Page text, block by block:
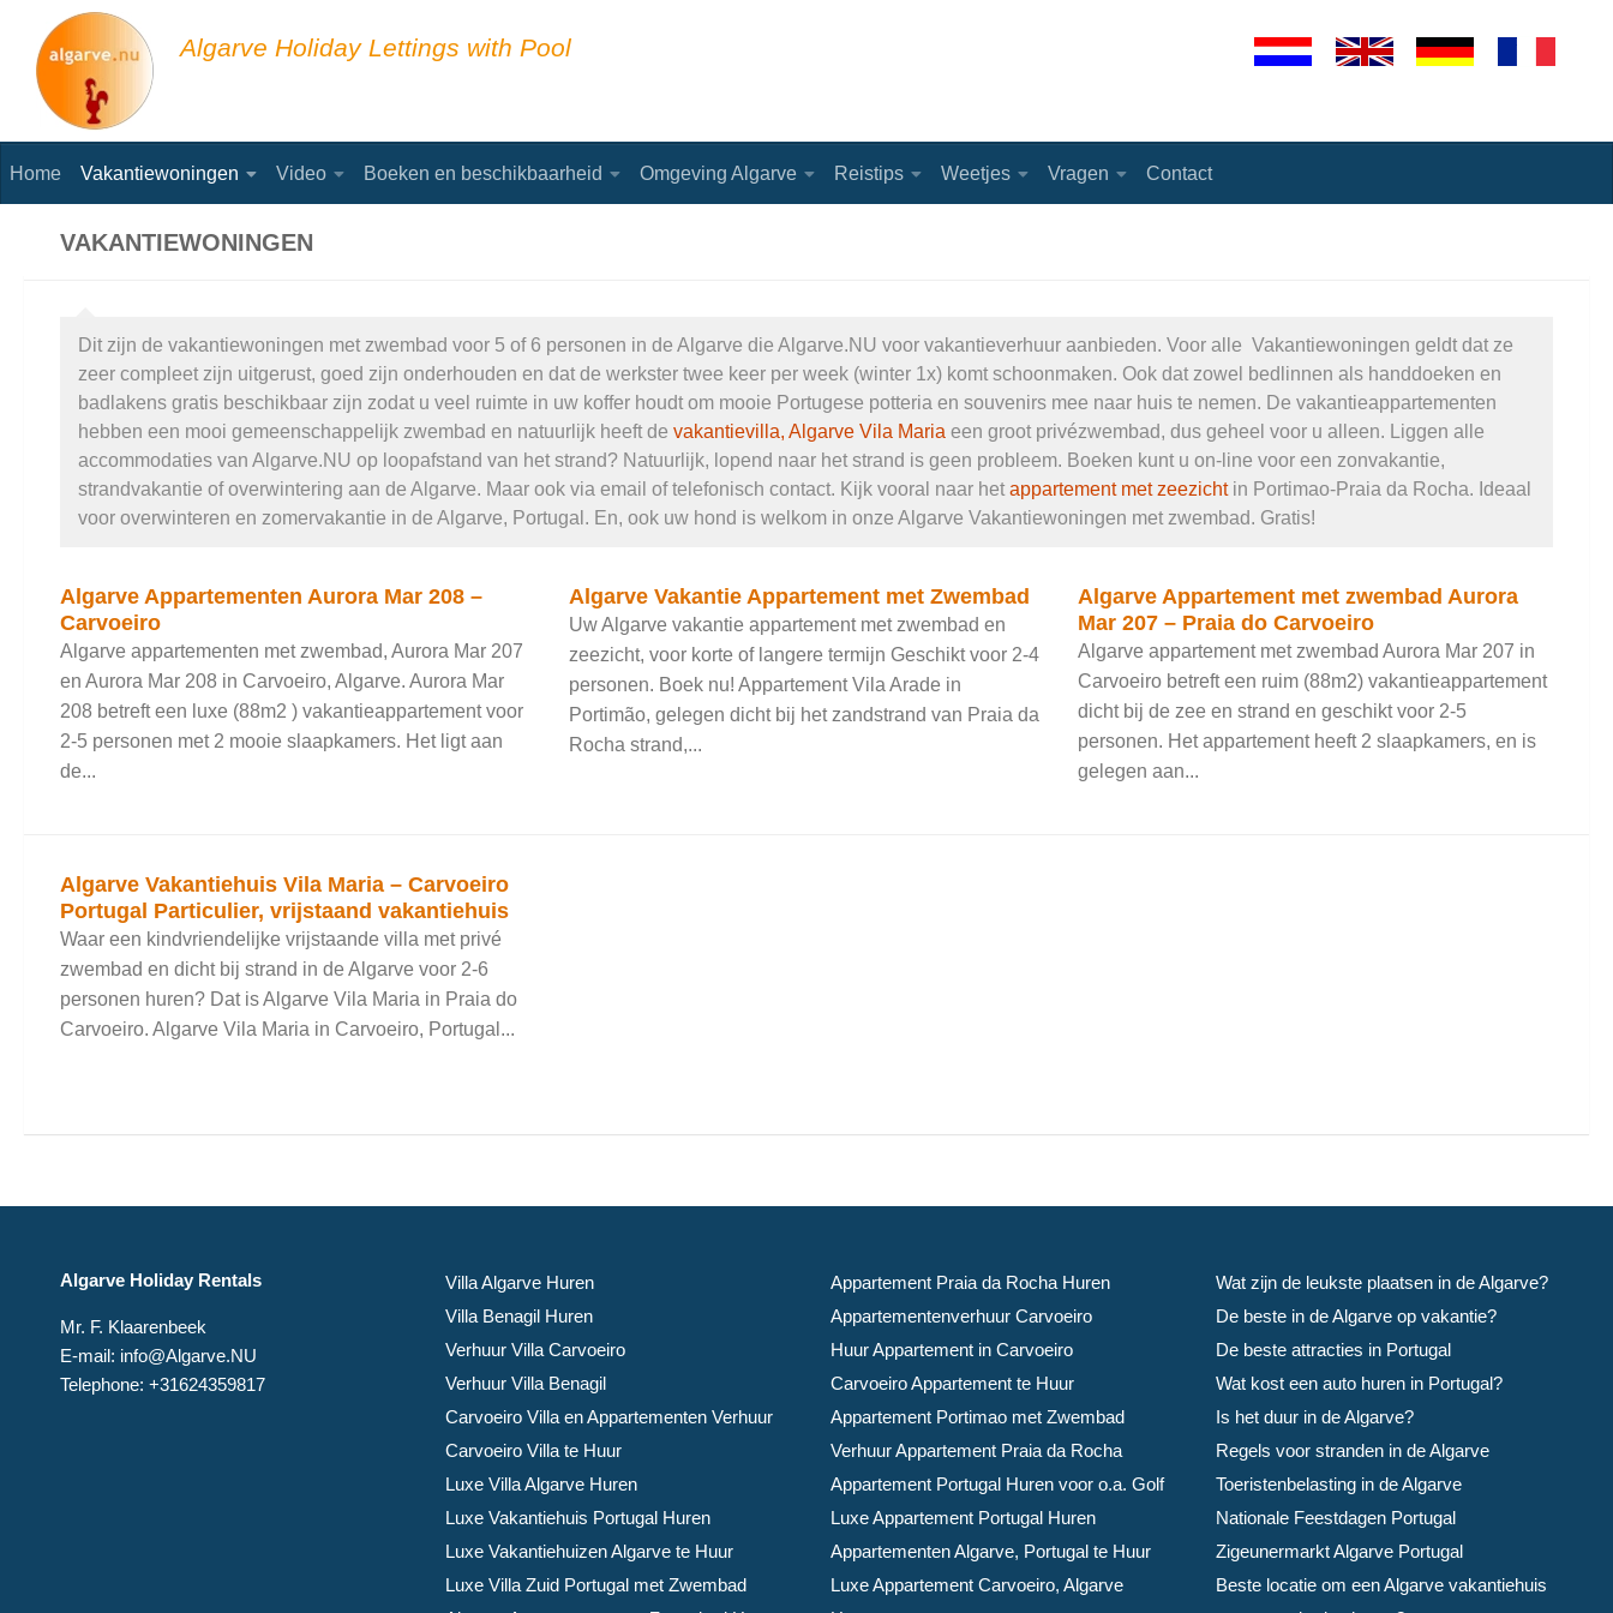
Skip to content
Algarve Holiday Lettings with Pool
Home Vakantiewoningen Video Boeken en beschikbaarheid Omgeving Algarve Reistips Weetjes Vragen Contact
VAKANTIEWONINGEN
Dit zijn de vakantiewoningen met zwembad voor 5 of 6 personen in de Algarve die Algarve.NU voor vakantieverhuur aanbieden. Voor alle Vakantiewoningen geldt dat ze
zeer compleet zijn uitgerust, goed zijn onderhouden en dat de werkster twee keer per week (winter 1x) komt schoonmaken. Ook dat zowel bedlinnen als handdoeken en
badlakens gratis beschikbaar zijn zodat u veel ruimte in uw koffer houdt om mooie Portugese potteria en souvenirs mee naar huis te nemen. De vakantieappartementen
hebben een mooi gemeenschappelijk zwembad en natuurlijk heeft de vakantievilla, Algarve Vila Maria een groot privézwembad, dus geheel voor u alleen. Liggen alle
accommodaties van Algarve.NU op loopafstand van het strand? Natuurlijk, lopend naar het strand is geen probleem. Boeken kunt u on-line voor een zonvakantie,
strandvakantie of overwintering aan de Algarve. Maar ook via email of telefonisch contact. Kijk vooral naar het appartement met zeezichtin Portimao-Praia da Rocha. Ideaal
voor overwinteren en zomervakantie in de Algarve, Portugal. En, ook uw hond is welkom in onze Algarve Vakantiewoningen met zwembad. Gratis!
Algarve Appartementen Aurora Mar 208 –
Carvoeiro
Algarve appartementen met zwembad, Aurora Mar 207
en Aurora Mar 208 in Carvoeiro, Algarve. Aurora Mar
208 betreft een luxe (88m2 ) vakantieappartement voor
2-5 personen met 2 mooie slaapkamers. Het ligt aan
de...
Algarve Vakantie Appartement met Zwembad
Uw Algarve vakantie appartement met zwembad en
zeezicht, voor korte of langere termijn Geschikt voor 2-4
personen. Boek nu! Appartement Vila Arade in
Portimão, gelegen dicht bij het zandstrand van Praia da
Rocha strand,...
Algarve Appartement met zwembad Aurora
Mar 207 – Praia do Carvoeiro
Algarve appartement met zwembad Aurora Mar 207 in
Carvoeiro betreft een ruim (88m2) vakantieappartement
dicht bij de zee en strand en geschikt voor 2-5
personen. Het appartement heeft 2 slaapkamers, en is
gelegen aan...
Algarve Vakantiehuis Vila Maria – Carvoeiro
Portugal Particulier, vrijstaand vakantiehuis
Waar een kindvriendelijke vrijstaande villa met privé
zwembad en dicht bij strand in de Algarve voor 2-6
personen huren? Dat is Algarve Vila Maria in Praia do
Carvoeiro. Algarve Vila Maria in Carvoeiro, Portugal...
Algarve Holiday Rentals
Mr. F. Klaarenbeek
E-mail: info@Algarve.NU
Telephone: +31624359817
Villa Algarve Huren
Villa Benagil Huren
Verhuur Villa Carvoeiro
Verhuur Villa Benagil
Carvoeiro Villa en Appartementen Verhuur
Carvoeiro Villa te Huur
Luxe Villa Algarve Huren
Luxe Vakantiehuis Portugal Huren
Luxe Vakantiehuizen Algarve te Huur
Luxe Villa Zuid Portugal met Zwembad
Appartement Praia da Rocha Huren
Appartementenverhuur Carvoeiro
Huur Appartement in Carvoeiro
Carvoeiro Appartement te Huur
Appartement Portimao met Zwembad
Verhuur Appartement Praia da Rocha
Appartement Portugal Huren voor o.a. Golf
Luxe Appartement Portugal Huren
Appartementen Algarve, Portugal te Huur
Luxe Appartement Carvoeiro, Algarve
Wat zijn de leukste plaatsen in de Algarve?
De beste in de Algarve op vakantie?
De beste attracties in Portugal
Wat kost een auto huren in Portugal?
Is het duur in de Algarve?
Regels voor stranden in de Algarve
Toeristenbelasting in de Algarve
Nationale Feestdagen Portugal
Zigeunermarkt Algarve Portugal
Beste locatie om een Algarve vakantiehuis